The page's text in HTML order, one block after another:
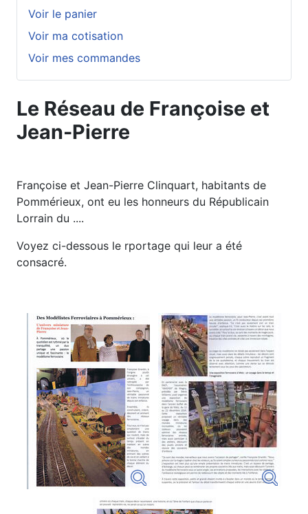
Voir le panier
Voir ma cotisation
Voir mes commandes
Le Réseau de Françoise et
Jean-Pierre
Françoise et Jean-Pierre Clinquart, habitants de
Pommérieux, ont eu les honneurs du Républicain
Lorrain du ....
Voyez ci-dessous le rportage qui leur a été
consacré.